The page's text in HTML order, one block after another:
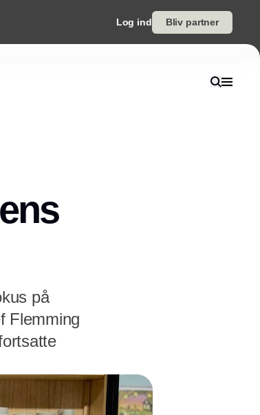
Log ind Bliv partner
på
Flemming